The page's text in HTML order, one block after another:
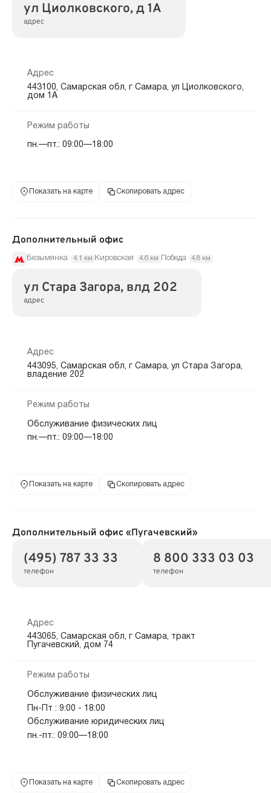
ул Циолковского, д 1А
адрес
Адрес
443100, Самарская обл, г Самара, ул Циолковского,
дом 1А
Режим работы
пн.—пт.: 09:00—18:00
Показать на карте Скопировать адрес
Дополнительный офис
Безымянка 4.1 км Кировская 4.6 км Победа 4.8 км
ул Стара Загора, влд 202
адрес
Адрес
443095, Самарская обл, г Самара, ул Стара Загора,
владение 202
Режим работы
Обслуживание физических лиц
пн.—пт.: 09:00—18:00
Показать на карте Скопировать адрес
Дополнительный офис «Пугачевский»
(495) 787 33 33
телефон
8 800 333 03 03
телефон
Адрес
443065, Самарская обл, г Самара, тракт
Пугачевский, дом 74
Режим работы
Обслуживание физических лиц
Пн-Пт : 9:00 - 18:00
Обслуживание юридических лиц
пн.-пт.: 09:00—18:00
Показать на карте Скопировать адрес